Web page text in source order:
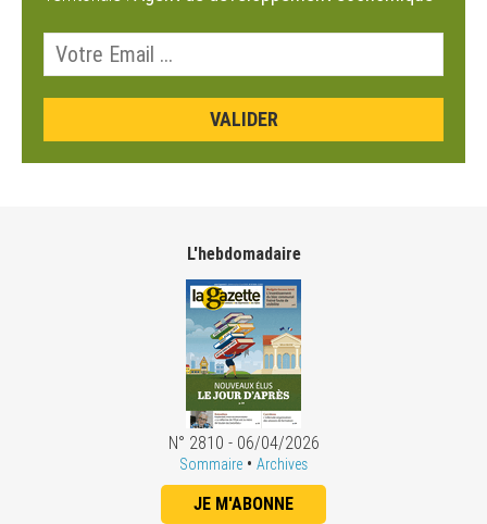
L'hebdomadaire
N° 2810 - 06/04/2026
Sommaire • Archives
JE M'ABONNE